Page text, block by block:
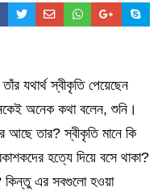
তাঁর যথার্থ স্বীকৃতি পেয়েছেন
অনেক কথা বলেন, শুনি।
আছে তার? স্বীকৃতি মানে কি
হত্যে দিয়ে বসে থাকা?
এর সবগুলো হওয়া